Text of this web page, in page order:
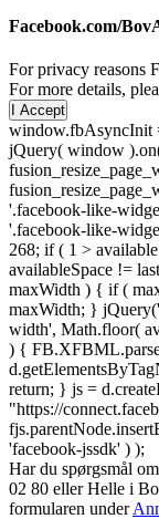
Facebook.com/
For privacy reasons
For more details,
I Accept
window.fbAsyncInit
jQuery( window
'.facebook-like-
'.facebook-like-
268; if ( 1 >
availableSpace !=
maxWidth ) { if (
maxWidth; }
width', Math.floor(
) {
return; } js =
"https://
'facebook-jssdk' ) );
Har du spørgsmål
02 80 ‬eller Helle i
formularen under